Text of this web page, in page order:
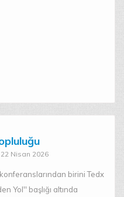
Nisan 2026
birini Tedx
Yol'' başlığı altında